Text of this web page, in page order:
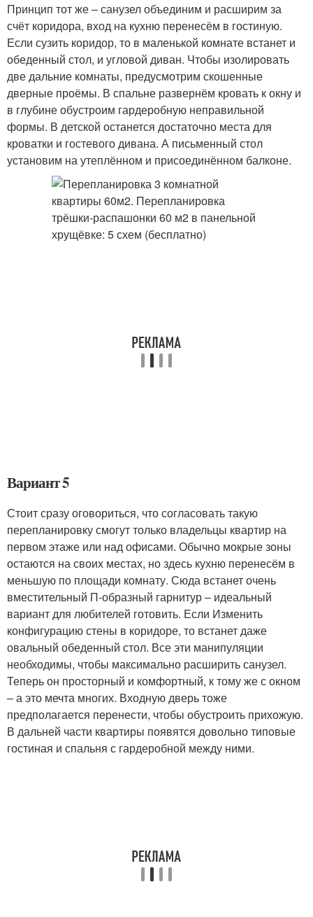
Принцип тот же – санузел объединим и расширим за
счёт коридора, вход на кухню перенесём в гостиную.
Если сузить коридор, то в маленькой комнате встанет и
обеденный стол, и угловой диван. Чтобы изолировать
две дальние комнаты, предусмотрим скошенные
дверные проёмы. В спальне развернём кровать к окну и
в глубине обустроим гардеробную неправильной
формы. В детской останется достаточно места для
кроватки и гостевого дивана. А письменный стол
установим на утеплённом и присоединённом балконе.
Вариант 5
Стоит сразу оговориться, что согласовать такую
перепланировку смогут только владельцы квартир на
первом этаже или над офисами. Обычно мокрые зоны
остаются на своих местах, но здесь кухню перенесём в
меньшую по площади комнату. Сюда встанет очень
вместительный П-образный гарнитур – идеальный
вариант для любителей готовить. Если Изменить
конфигурацию стены в коридоре, то встанет даже
овальный обеденный стол. Все эти манипуляции
необходимы, чтобы максимально расширить санузел.
Теперь он просторный и комфортный, к тому же с окном
– а это мечта многих. Входную дверь тоже
предполагается перенести, чтобы обустроить прихожую.
В дальней части квартиры появятся довольно типовые
гостиная и спальня с гардеробной между ними.